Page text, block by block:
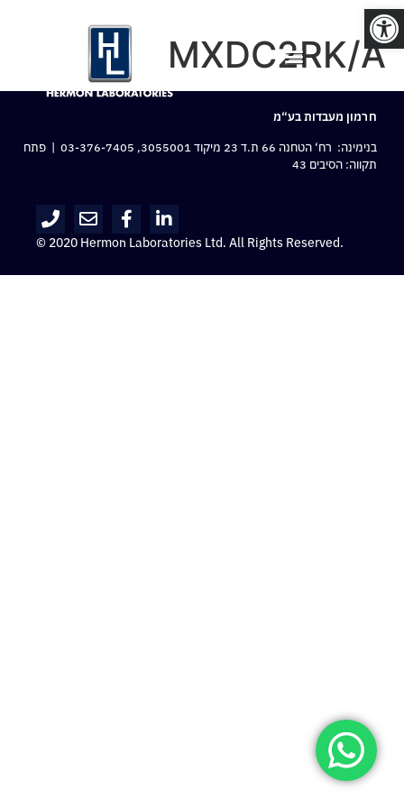
פתח סרגל נגישות
MXDC2RK/A
חרמון מעבדות בע“מ
בנימינה: רח‘ הטחנה 66 ת.ד 23 מיקוד 3055001,
03-376-7405 | פתח
תקווה: הסיבים 43
© 2020 Hermon Laboratories Ltd. All Rights Reserved.